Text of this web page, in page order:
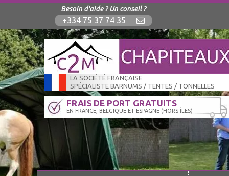
Besoin d'aide ? Un conseil ?
+334 75 37 74 35
LA SOCIÉTÉ FRANÇAISE
SPÉCIALISTE BARNUMS / TENTES / TONNELLES
FRAIS DE PORT GRATUITS
EN FRANCE, BELGIQUE ET ESPAGNE (HORS ÎLES)